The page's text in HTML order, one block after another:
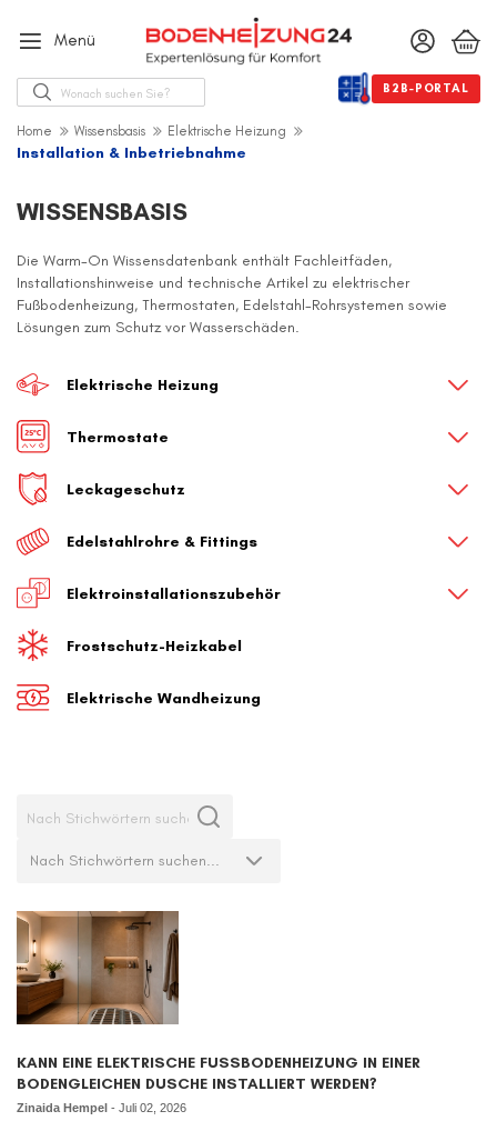
Menü
Suche B2B-PORTAL
Home Wissensbasis Elektrische Heizung
Installation & Inbetriebnahme
WISSENSBASIS
Die Warm-On Wissensdatenbank enthält Fachleitfäden,
Installationshinweise und technische Artikel zu elektrischer
Fußbodenheizung, Thermostaten, Edelstahl-Rohrsystemen sowie
Lösungen zum Schutz vor Wasserschäden.
KANN EINE ELEKTRISCHE FUSSBODENHEIZUNG IN EINER B
ODENGLEICHEN DUSCHE INSTALLIERT WERDEN?
Zinaida Hempel - Juli 02, 2026
Elektrische Heizung
Thermostate
Leckageschutz
Edelstahlrohre & Fittings
Elektroinstallationszubehör
Frostschutz-Heizkabel
Elektrische Wandheizung